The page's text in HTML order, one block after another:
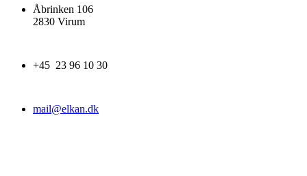
Åbrinken 106
2830 Virum
+45 23 96 10 30
mail@elkan.dk